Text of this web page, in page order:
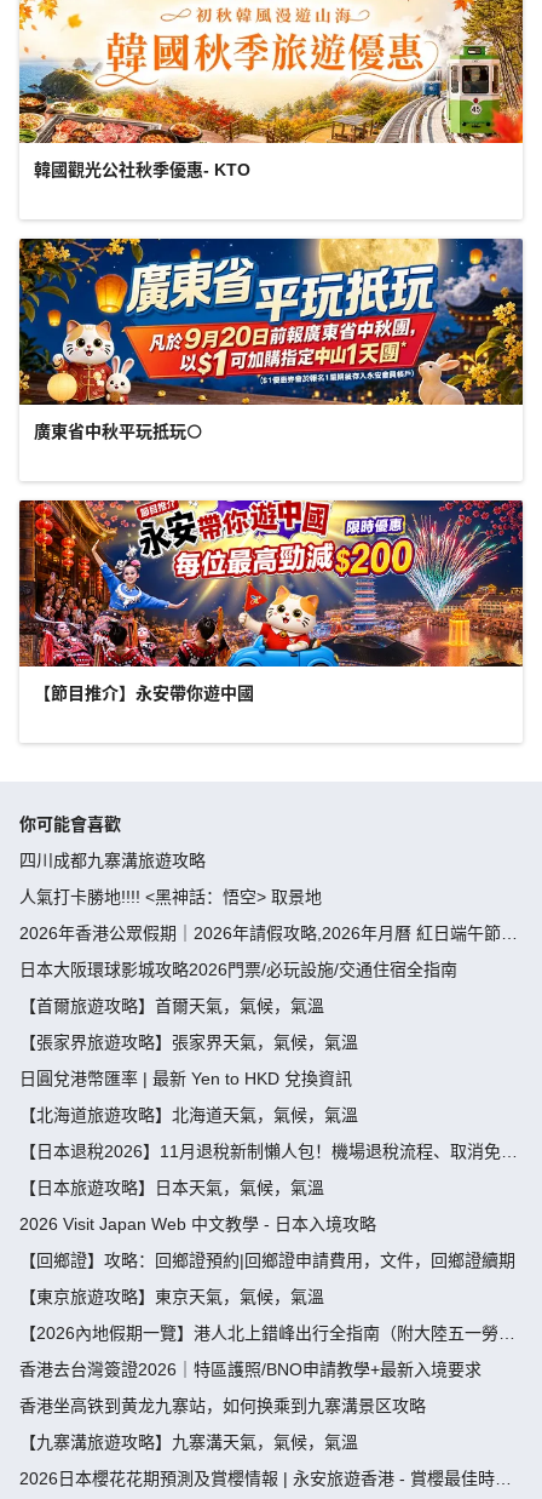
韓國觀光公社秋季優惠- KTO
廣東省中秋平玩抵玩🌕
【節目推介】永安帶你遊中國
你可能會喜歡
四川成都九寨溝旅遊攻略
人氣打卡勝地!!!! <黑神話：悟空> 取景地
2026年香港公眾假期｜2026年請假攻略,2026年月曆 紅日端午節請
假攻略請4放9-public holiday 2026
日本大阪環球影城攻略2026門票/必玩設施/交通住宿全指南
【首爾旅遊攻略】首爾天氣，氣候，氣溫
【張家界旅遊攻略】張家界天氣，氣候，氣溫
日圓兌港幣匯率 | 最新 Yen to HKD 兌換資訊
【北海道旅遊攻略】北海道天氣，氣候，氣溫
【日本退稅2026】11月退稅新制懶人包！機場退稅流程、取消免稅
袋及限額全攻略 - 永安旅遊
【日本旅遊攻略】日本天氣，氣候，氣溫
2026 Visit Japan Web 中文教學 - 日本入境攻略
【回鄉證】攻略：回鄉證預約|回鄉證申請費用，文件，回鄉證續期
【東京旅遊攻略】東京天氣，氣候，氣溫
【2026內地假期一覽】港人北上錯峰出行全指南（附大陸五一勞動
節，端午節假期攻略）
香港去台灣簽證2026｜特區護照/BNO申請教學+最新入境要求
香港坐高铁到黄龙九寨站，如何换乘到九寨溝景区攻略
【九寨溝旅遊攻略】九寨溝天氣，氣候，氣溫
2026日本櫻花花期預測及賞櫻情報 | 永安旅遊香港 - 賞櫻最佳時